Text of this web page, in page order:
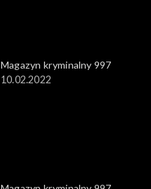
Magazyn kryminalny 997
10.02.2022